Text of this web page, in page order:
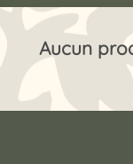
Aucun